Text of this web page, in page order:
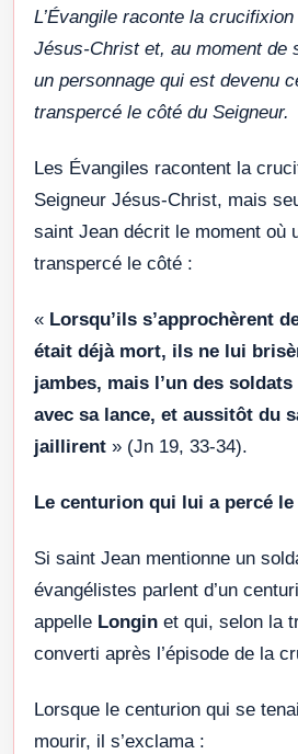
L’Évangile raconte la
Jésus-Christ et, au moment de
un personnage qui est devenu
transpercé le côté du Seigneur.
Les Évangiles racontent la
Seigneur Jésus-Christ, mais
saint Jean décrit le moment où
transpercé le côté :
« Lorsqu’ils s’approchèrent
était déjà mort, ils ne lui
jambes, mais l’un des
avec sa lance, et aussitôt du
jaillirent » (Jn 19, 33-34).
Le centurion qui lui a percé le
Si saint Jean mentionne un
évangélistes parlent d’un
appelle Longin et qui, selon la
converti après l’épisode de la
Lorsque le centurion qui se
mourir, il s’exclama :